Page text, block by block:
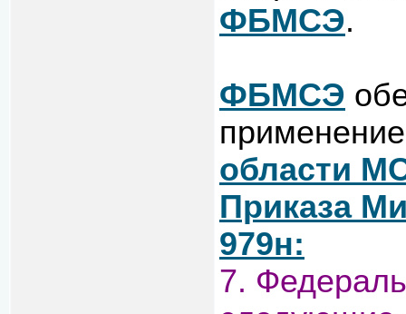
ФБМСЭ.
ФБМСЭ
области
Приказа
979н:
7.